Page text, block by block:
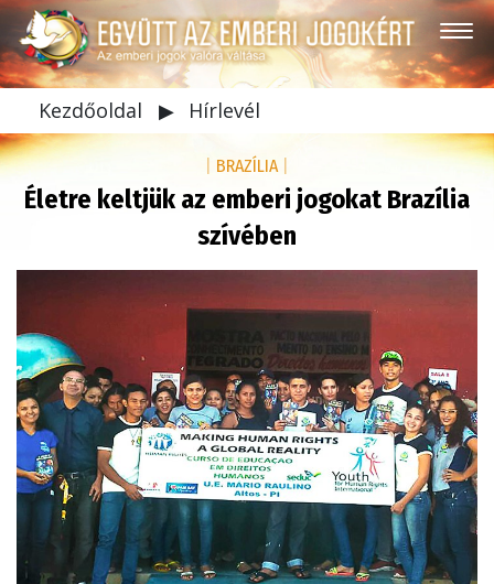
Kezdőoldal ▶ Hírlevél
BRAZÍLIA
Életre keltjük az emberi jogokat Brazília
szívében